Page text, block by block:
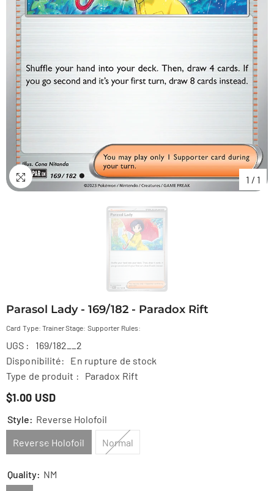
1 / 1
Parasol Lady - 169/182 - Paradox Rift
Card Type: Trainer Stage: Supporter Rules:
UGS :
169/182__2
Disponibilité:
En rupture de stock
Type de produit :
Paradox Rift
$1.00 USD
Style: Reverse Holofoil
Reverse Holofoil
Normal
Quality: NM